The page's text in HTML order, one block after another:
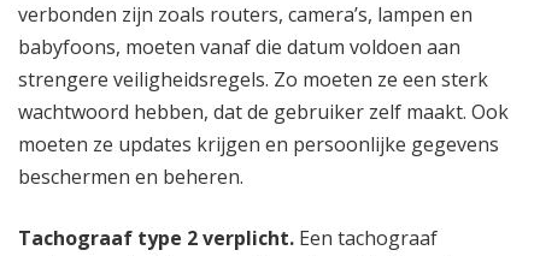
verbonden zijn zoals routers, camera’s, lampen en
babyfoons, moeten vanaf die datum voldoen aan
strengere veiligheidsregels. Zo moeten ze een sterk
wachtwoord hebben, dat de gebruiker zelf maakt. Ook
moeten ze updates krijgen en persoonlijke gegevens
beschermen en beheren.
Tachograaf type 2 verplicht. Een tachograaf